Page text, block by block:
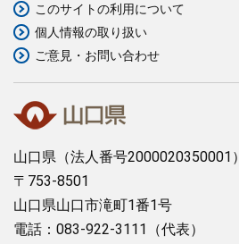
山口県 （法人番号2000020350001）
〒753-8501
山口県山口市滝町1番1号
電話：083-922-3111（代表）
このサイトの利用について
個人情報の取り扱い
ご意見・お問い合わせ